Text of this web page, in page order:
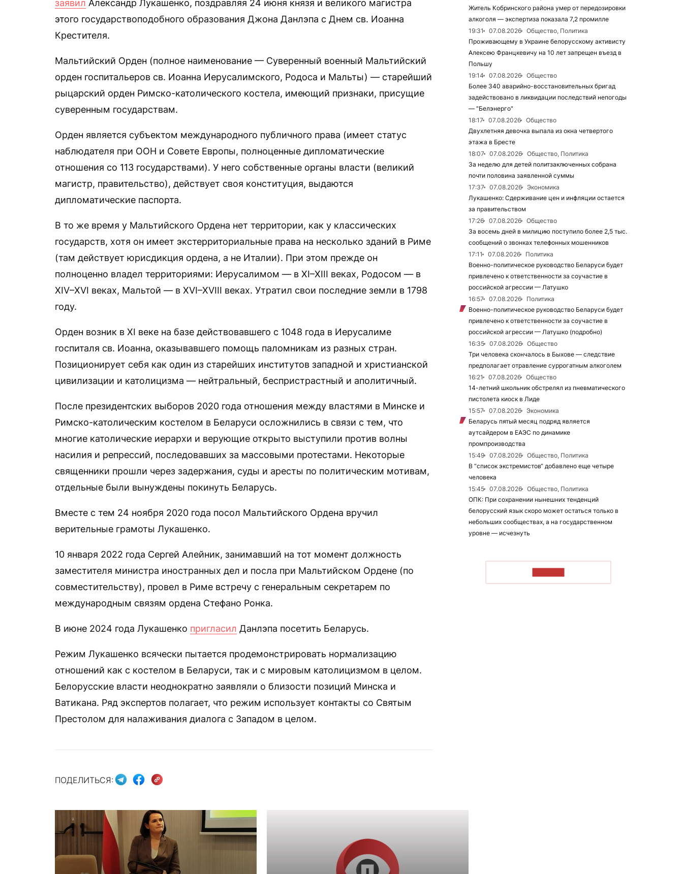
заявил Александр Лукашенко, поздравляя 24 июня князя и великого магистра
этого государствоподобного образования Джона Данлэпа с Днем св. Иоанна
Крестителя.
Мальтийский Орден (полное наименование — Суверенный военный Мальтийский
орден госпитальеров св. Иоанна Иерусалимского, Родоса и Мальты) — старейший
рыцарский орден Римско-католического костела, имеющий признаки, присущие
суверенным государствам.
Орден является субъектом международного публичного права (имеет статус
наблюдателя при ООН и Совете Европы, полноценные дипломатические
отношения со 113 государствами). У него собственные органы власти (великий
магистр, правительство), действует своя конституция, выдаются
дипломатические паспорта.
В то же время у Мальтийского Ордена нет территории, как у классических
государств, хотя он имеет экстерриториальные права на несколько зданий в Риме
(там действует юрисдикция ордена, а не Италии). При этом прежде он
полноценно владел территориями: Иерусалимом — в XI–XIII веках, Родосом — в
XIV–XVI веках, Мальтой — в XVI–XVIII веках. Утратил свои последние земли в 1798
году.
Орден возник в XI веке на базе действовавшего с 1048 года в Иерусалиме
госпиталя св. Иоанна, оказывавшего помощь паломникам из разных стран.
Позиционирует себя как один из старейших институтов западной и христианской
цивилизации и католицизма — нейтральный, беспристрастный и аполитичный.
После президентских выборов 2020 года отношения между властями в Минске и
Римско-католическим костелом в Беларуси осложнились в связи с тем, что
многие католические иерархи и верующие открыто выступили против волны
насилия и репрессий, последовавших за массовыми протестами. Некоторые
священники прошли через задержания, суды и аресты по политическим мотивам,
отдельные были вынуждены покинуть Беларусь.
Вместе с тем 24 ноября 2020 года посол Мальтийского Ордена вручил
верительные грамоты Лукашенко.
10 января 2022 года Сергей Алейник, занимавший на тот момент должность
заместителя министра иностранных дел и посла при Мальтийском Ордене (по
совместительству), провел в Риме встречу с генеральным секретарем по
международным связям ордена Стефано Ронка.
В июне 2024 года Лукашенко пригласил Данлэпа посетить Беларусь.
Режим Лукашенко всячески пытается продемонстрировать нормализацию
отношений как с костелом в Беларуси, так и с мировым католицизмом в целом.
Белорусские власти неоднократно заявляли о близости позиций Минска и
Ватикана. Ряд экспертов полагает, что режим использует контакты со Святым
Престолом для налаживания диалога с Западом в целом.
ПОДЕЛИТЬСЯ:
Житель Кобринского района умер от передозировки
алкоголя — экспертиза показала 7,2 промилле
19:31
07.08.2026
Общество, Политика
Проживающему в Украине белорусскому активисту
Алексею Францкевичу на 10 лет запрещен въезд в
Польшу
19:14
07.08.2026
Общество
Более 340 аварийно-восстановительных бригад
задействовано в ликвидации последствий непогоды
— "Белэнерго"
18:17
07.08.2026
Общество
Двухлетняя девочка выпала из окна четвертого
этажа в Бресте
18:07
07.08.2026
Общество, Политика
За неделю для детей политзаключенных собрана
почти половина заявленной суммы
17:37
07.08.2026
Экономика
Лукашенко: Сдерживание цен и инфляции остается
за правительством
17:26
07.08.2026
Общество
За восемь дней в милицию поступило более 2,5 тыс.
сообщений о звонках телефонных мошенников
17:11
07.08.2026
Политика
Военно-политическое руководство Беларуси будет
привлечено к ответственности за соучастие в
российской агрессии — Латушко
16:57
07.08.2026
Политика
Военно-политическое руководство Беларуси будет
привлечено к ответственности за соучастие в
российской агрессии — Латушко (подробно)
16:35
07.08.2026
Общество
Три человека скончалось в Быхове — следствие
предполагает отравление суррогатным алкоголем
16:21
07.08.2026
Общество
14-летний школьник обстрелял из пневматического
пистолета киоск в Лиде
15:57
07.08.2026
Экономика
Беларусь пятый месяц подряд является
аутсайдером в ЕАЭС по динамике
промпроизводства
15:49
07.08.2026
Общество, Политика
В “список экстремистов“ добавлено еще четыре
человека
15:45
07.08.2026
Общество, Политика
ОПК: При сохранении нынешних тенденций
белорусский язык скоро может остаться только в
небольших сообществах, а на государственном
уровне — исчезнуть